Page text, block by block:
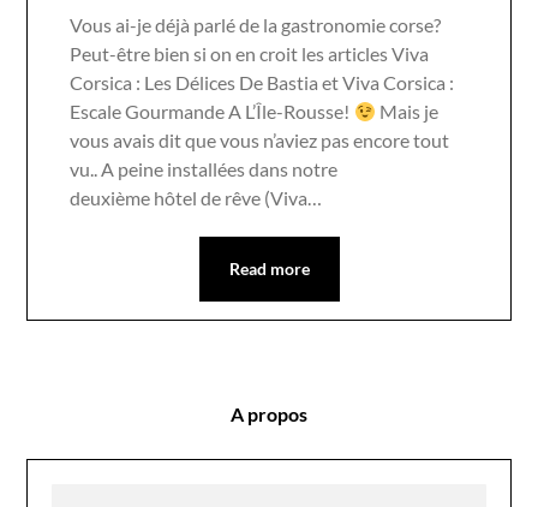
Vous ai-je déjà parlé de la gastronomie corse?
Peut-être bien si on en croit les articles Viva
Corsica : Les Délices De Bastia et Viva Corsica :
Escale Gourmande A L’Île-Rousse!
Mais je
vous avais dit que vous n’aviez pas encore tout
vu.. A peine installées dans notre
deuxième hôtel de rêve (Viva…
Read more
A propos